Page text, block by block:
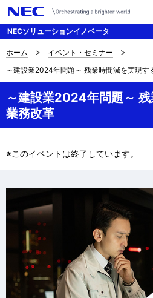
NECソリューションイノベータ
ナ
ゲ
ー
ョ
サ
イ
ト
内
在
位
ホーム
イベント・セミナー
～建設業2024年問題～ 残業時間減を実現す
～建設業2024年問題～
業務改革
※このイベントは終了しています。